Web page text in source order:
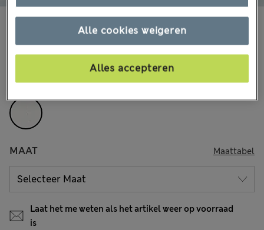
€67,00
Zacht Wit
Uitverkocht
MAAT Maattabel
Laat het me weten als het artikel weer op voorraad
is
Alle cookies weigeren
Alles accepteren